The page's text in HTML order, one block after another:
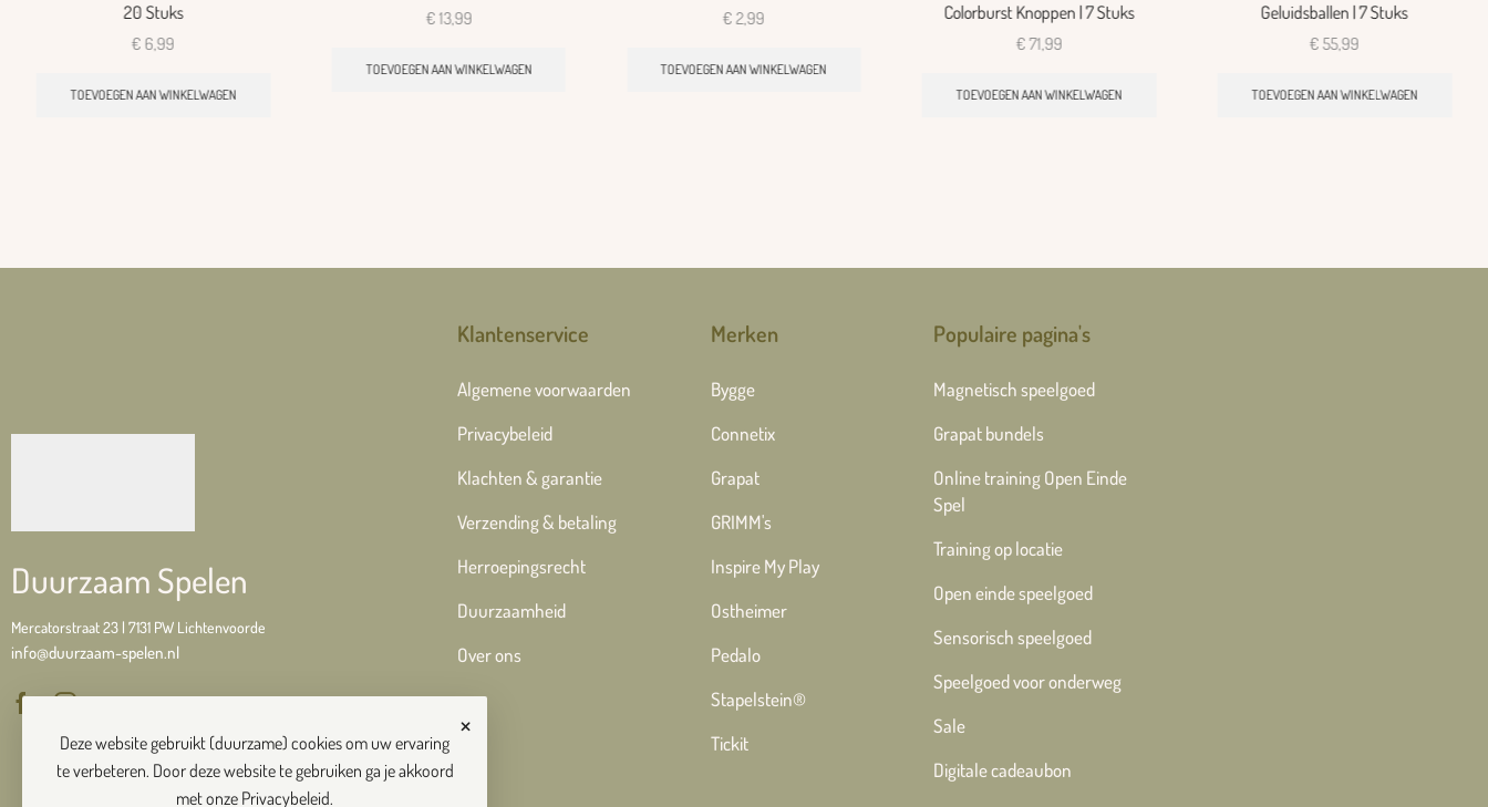
20 Stuks
€ 6,99
TOEVOEGEN AAN WINKELWAGEN
€ 13,99
TOEVOEGEN AAN WINKELWAGEN
€ 2,99
TOEVOEGEN AAN WINKELWAGEN
Colorburst Knoppen | 7 Stuks
€71,99
TOEVOEGEN AAN WINKELWAGEN
Geluidsballen | 7 Stuks
€ 55,99
TOEVOEGEN AAN WINKELWAGEN
Duurzaam Spelen
Mercatorstraat 23 | 7131 PW Lichtenvoorde
info@duurzaam-spelen.nl
Klantenservice
Algemene voorwaarden
Privacybeleid
Klachten & garantie
Verzending & betaling
Herroepingsrecht
Duurzaamheid
Over ons
Merken
Bygge
Connetix
Grapat
GRIMM's
Inspire My Play
Ostheimer
Pedalo
Stapelstein®
Tickit
Populaire pagina's
Magnetisch speelgoed
Grapat bundels
Online training Open Einde
Spel
Training op locatie
Open einde speelgoed
Sensorisch speelgoed
Speelgoed voor onderweg
Sale
Digitale cadeaubon
×
Deze website gebruikt (duurzame) cookies om uw ervaring
te verbeteren. Door deze website te gebruiken ga je akkoord
met onze Privacybeleid.